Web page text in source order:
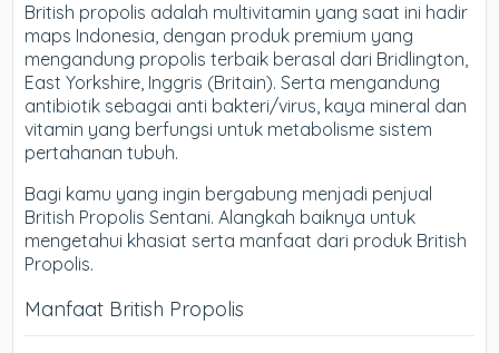
British propolis adalah multivitamin yang saat ini hadir
maps Indonesia, dengan produk premium yang
mengandung propolis terbaik berasal dari Bridlington,
East Yorkshire, Inggris (Britain). Serta mengandung
antibiotik sebagai anti bakteri/virus, kaya mineral dan
vitamin yang berfungsi untuk metabolisme sistem
pertahanan tubuh.
Bagi kamu yang ingin bergabung menjadi penjual
British Propolis Sentani. Alangkah baiknya untuk
mengetahui khasiat serta manfaat dari produk British
Propolis.
Manfaat British Propolis